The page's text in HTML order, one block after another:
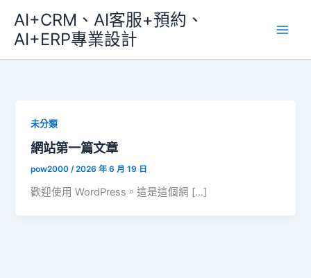
要
AI+CRM、AI客服+預約、
AI+ERP專業設計
未分類
網站第一篇文章
pow2000/2026 年 6 月 19 日
歡迎使用 WordPress。這是這個網 […]